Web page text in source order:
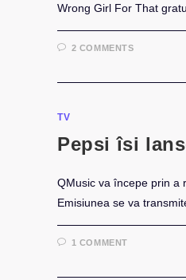
Wrong Girl For That
2 COMMENTS
TV
Pepsi îsi
QMusic va începe prin a
Emisiunea se va
1 COMMENT